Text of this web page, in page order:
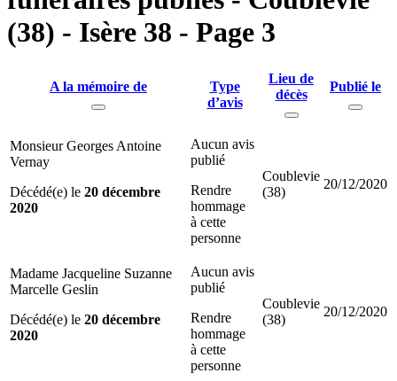
(38) - Isère 38 - Page 3
A la mémoire de
Type
d’avis
Lieu de
décès
Publié le
Monsieur Georges Antoine
Vernay
Décédé(e) le 20 décembre
2020
Aucun avis
publié
Rendre
hommage
à cette
personne
Coublevie
(38)
20/12/2020
Madame Jacqueline Suzanne
Marcelle Geslin
Décédé(e) le 20 décembre
2020
Aucun avis
publié
Rendre
hommage
à cette
personne
Coublevie
(38)
20/12/2020